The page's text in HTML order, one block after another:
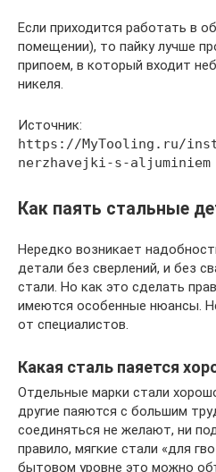
Если приходится работать в
помещении), то пайку лучше
припоем, в который входит
никеля.
Источник:
https://MyTooling.ru/
nerzhavejki-s-aljuminiem
Как паять стальные
Нередко возникает
детали без сверлений, и без
стали. Но как это сделать
имеются особенные нюансы.
от специалистов.
Какая сталь паяется
Отдельные марки стали
другие паяются с большим
соединяться не желают, ни
правило, мягкие стали «для
бытовом уровне это можно